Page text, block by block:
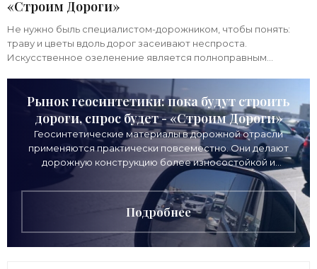
«Строим Дороги»
Не нужно быль специалистом-дорожником, чтобы понять:
траву и цветы вдоль дорог засеивают неспроста.
Искусственное озеленение является полноправным
Рынок геосинтетики: пока будут строить
дороги, спрос будет - «Строим Дороги»
Геосинтетические материалы в дорожной отрасли
применяются практически повсеместно. Они делают
дорожную конструкцию более износостойкой и
прочной. При этом на множестве регулярно
проходящих
Подробнее